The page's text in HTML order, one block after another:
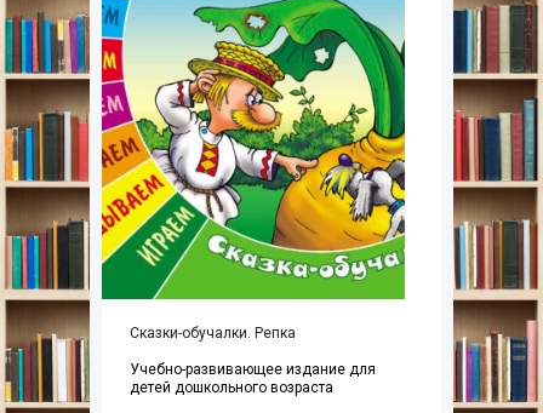
Сказки-обучалки. Репка
Учебно-развивающее издание для
детей дошкольного возраста